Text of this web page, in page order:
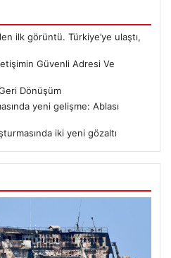
ilk görüntü. Türkiye’ye ulaştı,
Güvenli Adresi Ve
Dönüşüm
yeni gelişme: Ablası
iki yeni gözaltı